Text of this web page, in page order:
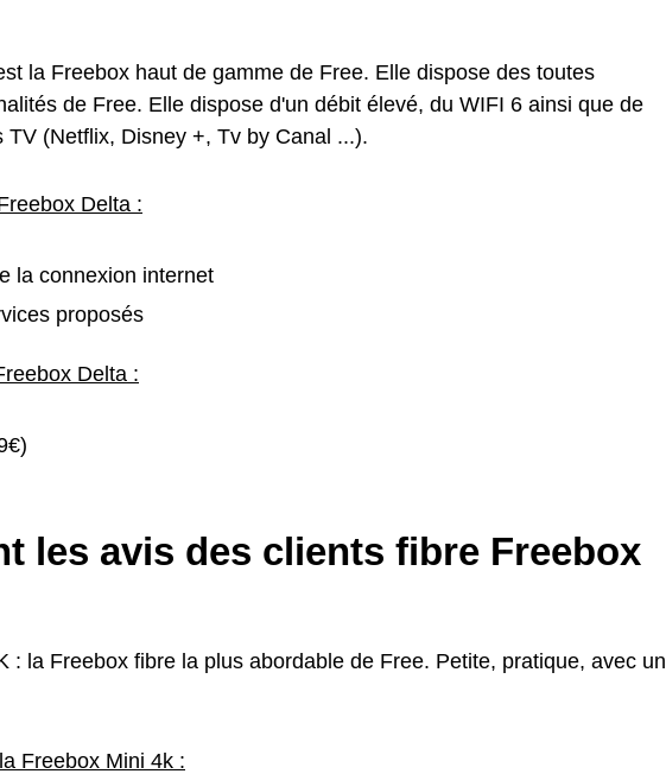
la Freebox haut de gamme de Free. Elle dispose des toutes
de Free. Elle dispose d'un débit élevé, du WIFI 6 ainsi que de
TV (Netflix, Disney +, Tv by Canal ...).
Delta :
la connexion internet
proposés
Delta :
les avis des clients fibre Freebox
: la Freebox fibre la plus abordable de Free. Petite, pratique, avec un
Freebox Mini 4k :